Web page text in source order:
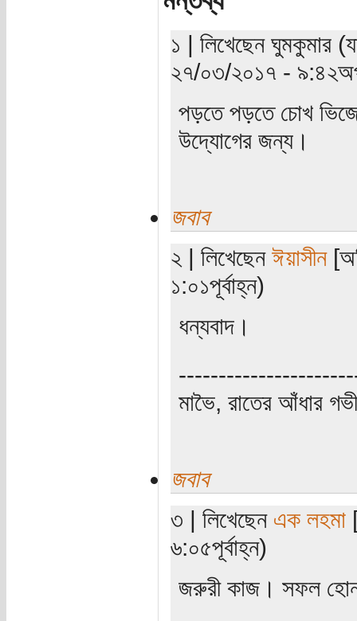
১ | লিখেছেন ঘুমকুমার
২৭/০৩/২০১৭ -
পড়তে পড়তে চোখ
উদ্যোগের জন্য।
জবাব
২ | লিখেছেন ঈয়াসীন
১:০১পূর্বাহ্ন)
ধন্যবাদ।
মাভৈ, রাতের আঁধার
জবাব
৩ | লিখেছেন এক লহমা
৬:০৫পূর্বাহ্ন)
জরুরী কাজ। সফল